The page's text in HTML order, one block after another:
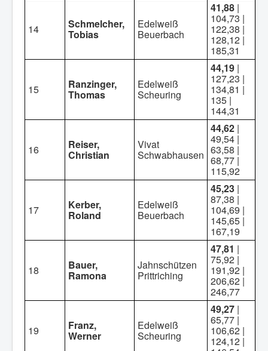
14 Schmelcher,
Tobias
Edelweiß
Beuerbach
41,88 |
104,73 |
122,38 |
128,12 |
185,31
15 Ranzinger,
Thomas
Edelweiß
Scheuring
44,19 |
127,23 |
134,81 |
135 |
144,31
16 Reiser,
Christian
Vivat
Schwabhausen
44,62 |
49,54 |
63,58 |
68,77 |
115,92
17 Kerber,
Roland
Edelweiß
Beuerbach
45,23 |
87,38 |
104,69 |
145,65 |
167,19
18 Bauer,
Ramona
Jahnschützen
Prittriching
47,81 |
75,92 |
191,92 |
206,62 |
246,77
19 Franz,
Werner
Edelweiß
Scheuring
49,27 |
65,77 |
106,62 |
124,12 |